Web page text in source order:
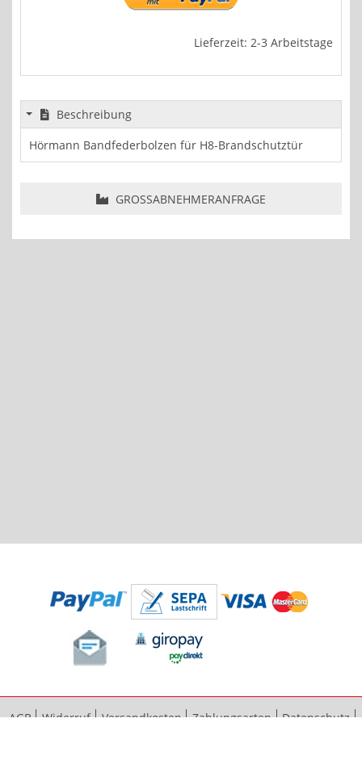
Lieferzeit: 2-3 Arbeitstage
Beschreibung
Hörmann Bandfederbolzen für H8-Brandschutztür
GROSSABNEHMERANFRAGE
AGB Widerruf Versandkosten Zahlungsarten
Datenschutz